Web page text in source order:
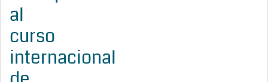
al
curso
internacional